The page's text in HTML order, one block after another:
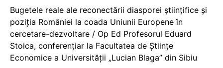
Bugetele reale ale reconectării diasporei științifice și
poziția României la coada Uniunii Europene în
cercetare-dezvoltare / Op Ed Profesorul Eduard
Stoica, conferențiar la Facultatea de Științe
Economice a Universității „Lucian Blaga” din Sibiu